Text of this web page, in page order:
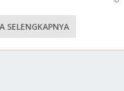
SELENGKAPNYA